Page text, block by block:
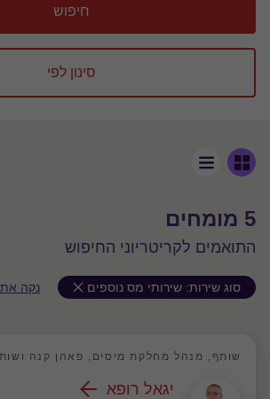
סינון לפי
חיפוש
5 מומחים
התואמים לקריטריוני החיפוש
סוג שירות: שירותי מס נוספים נקה את
שותף, מנהל מחלקת מיסים, פאהן קנה
יגאל רופא